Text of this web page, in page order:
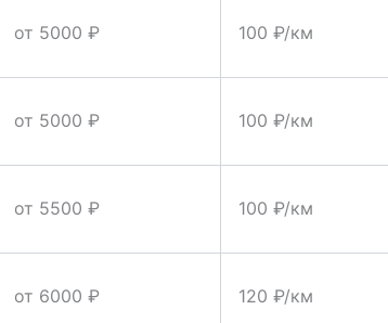
от 5000 ₽ 100 ₽/км
от 5000 ₽ 100 ₽/км
от 5500 ₽ 100 ₽/км
от 6000 ₽ 120 ₽/км